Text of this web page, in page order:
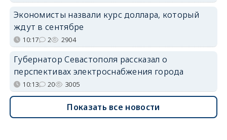
Экономисты назвали курс доллара, который
ждут в сентябре
10:17 2 2904
Губернатор Севастополя рассказал о
перспективах электроснабжения города
10:13 20 3005
Показать все новости